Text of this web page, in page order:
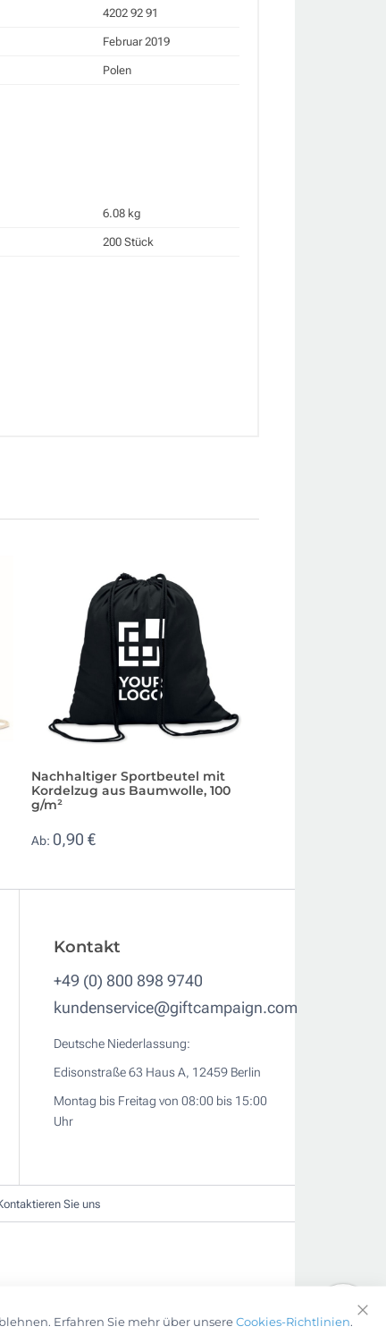
4202 92 91
Februar 2019
Polen
6.08 kg
200 Stück
Nachhaltiger Sportbeutel mit
Kordelzug aus Baumwolle, 100
g/m²
Ab: 0,90 €
Kontakt
+49 (0) 800 898 9740
kundenservice@giftcampaign.com
Deutsche Niederlassung:
Edisonstraße 63 Haus A, 12459 Berlin
Montag bis Freitag von 08:00 bis 15:00
Uhr
Sie uns
Erfahren Sie mehr über unsereCookies-Richtlinien.